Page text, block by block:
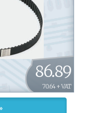
86.89
70.64 + VAT